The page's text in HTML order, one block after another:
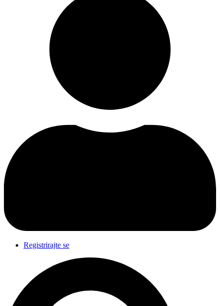
Registrirajte se